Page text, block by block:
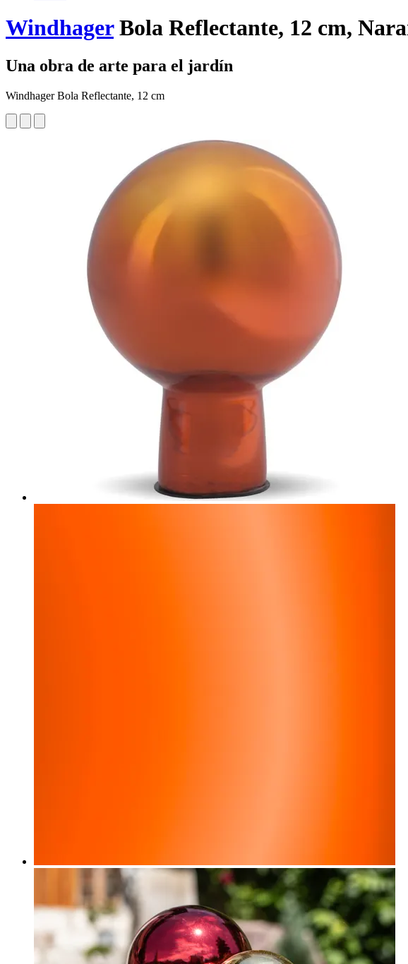
WindhagerBola Reflectante, 12 cm,
Una obra de arte para el jardín
Windhager Bola Reflectante, 12 cm